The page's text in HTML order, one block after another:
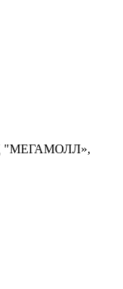
"МЕГАМОЛЛ»,